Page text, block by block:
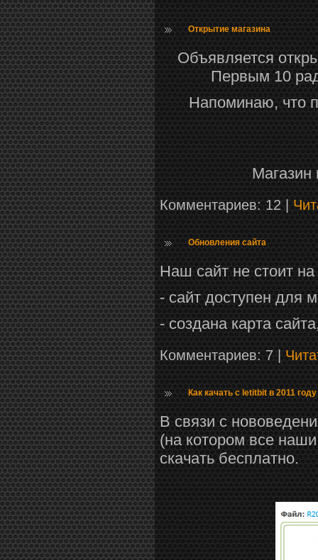
Открытие магазина
Объявляется
Первым 10
Напоминаю, что
Магазин
Комментариев: 12 |
Обновления сайта
Наш сайт не стоит
- сайт доступен для
- создана карта
Комментариев: 7 |
Как качать с letitbit в 2011 году
В связи с
(на котором все
скачать бесплатно.